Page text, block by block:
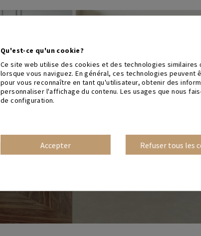
Qu'est-ce qu'un cookie?
Ce site web utilise des cookies et des technologies
lorsque vous naviguez. En général, ces technologies
pour vous reconnaître en tant qu'utilisateur, obtenir des
personnaliser l'affichage du contenu. Les usages que nous
de configuration.
Accepter Refuser tous les